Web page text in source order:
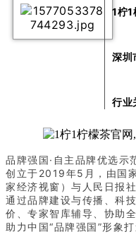
1柠1
深圳
行业
品牌强国·自主品牌优选示
创立于2019年5月，由国
家经济视窗）与人民日报
通过品牌建设与传播、科
价、专家智库辅导、协助
助力中国“品牌强国”形象